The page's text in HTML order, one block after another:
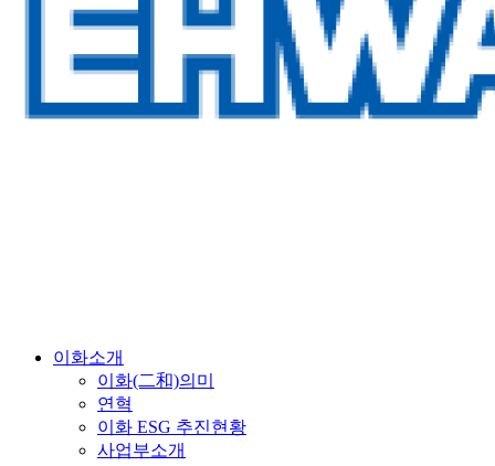
이화소개
이화(二和)의미
연혁
이화 ESG 추진현황
사업부소개